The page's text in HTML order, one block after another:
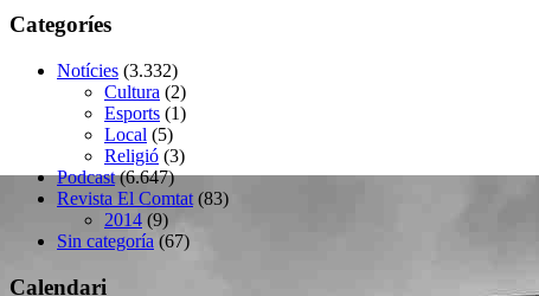
Categoríes
Notícies (3.332)
Cultura (2)
Esports (1)
Local (5)
Religió (3)
Podcast(6.647)
Revista El Comtat (83)
2014 (9)
Sin categoría (67)
Calendari